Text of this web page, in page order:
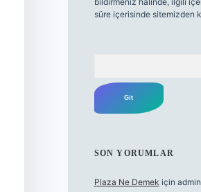
süre içerisinde sitemizden
SON YORUMLAR
Plaza Ne Demek için admin